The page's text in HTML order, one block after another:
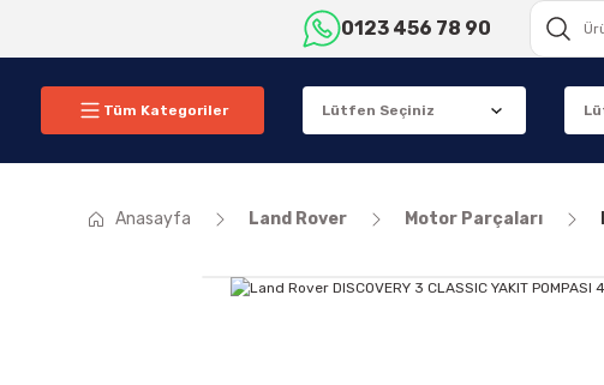
0123 456 78 90
Tüm Kategoriler
Anasayfa Land Rover Motor Parçaları